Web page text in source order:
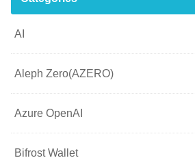
AI
Aleph Zero(AZERO)
Azure OpenAI
Bifrost Wallet